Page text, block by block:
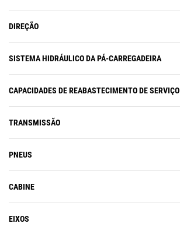
DIREÇÃO
SISTEMA HIDRÁULICO DA PÁ-CARREGADEIRA
CAPACIDADES DE REABASTECIMENTO DE SERVIÇO
TRANSMISSÃO
PNEUS
CABINE
EIXOS